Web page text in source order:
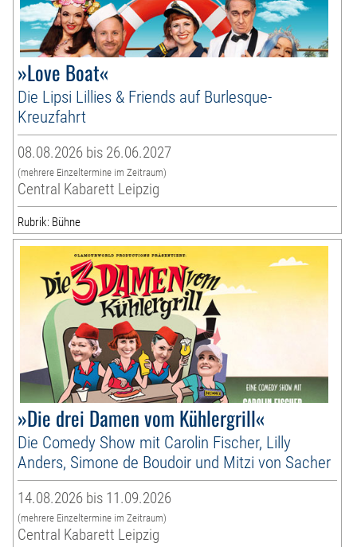
»Love Boat«
Die Lipsi Lillies & Friends auf Burlesque-
Kreuzfahrt
08.08.2026 bis 26.06.2027
(mehrere Einzeltermine im Zeitraum)
Central Kabarett Leipzig
Rubrik: Bühne
»Die drei Damen vom Kühlergrill«
Die Comedy Show mit Carolin Fischer, Lilly
Anders, Simone de Boudoir und Mitzi von Sacher
14.08.2026 bis 11.09.2026
(mehrere Einzeltermine im Zeitraum)
Central Kabarett Leipzig